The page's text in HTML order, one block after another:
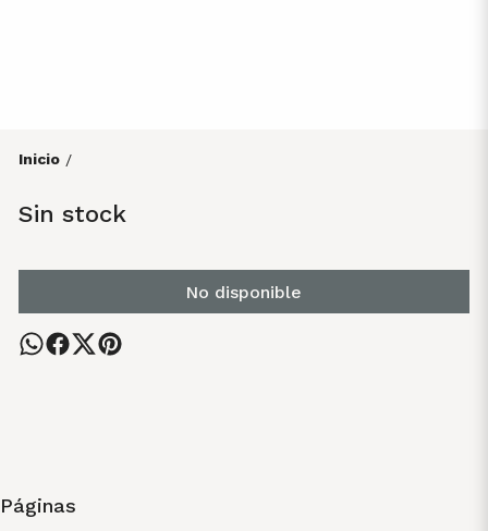
Inicio /
Sin stock
No disponible
Páginas